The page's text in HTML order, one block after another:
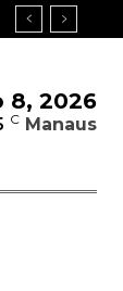
8, 2026
C Manaus